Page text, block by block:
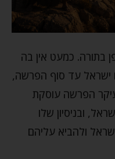
בתורה. כמעט אין בה
ישראל עד סוף הפרשה,
הפרשה עוסקת
ובניסיון שלו
ולהביא עליהם